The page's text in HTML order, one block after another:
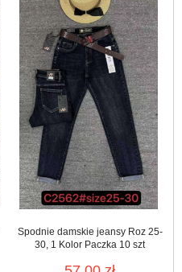
Spodnie damskie jeansy Roz 25-
30, 1 Kolor Paczka 10 szt